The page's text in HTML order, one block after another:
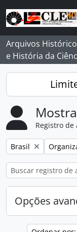
Skip to main content
Arquivos
e História da
Registro
Remover filtro:
Brasil
Opções